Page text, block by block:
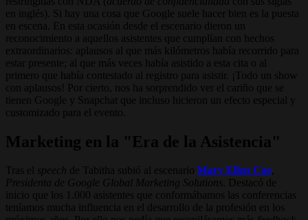
en inglés). Si hay una cosa que Google suele hacer bien es la puesta
en escena. En esta ocasión desde el escenario dieron un
reconocimiento a aquellos asistentes que cumplían con hechos
extraordinarios: aplausos al que más kilómetros había recorrido para
estar presente; al que más veces había asistido a esta cita o al
primero que había contestado al registro para asistir. ¡Todo un show
con aplausos! Por cierto, nos ha sorprendido ver el cariño que se
tienen Google y Snapchat que incluso hicieron un efecto especial y
customizado para el evento.
Marketing en la "Era de la Asistencia"
Tras el speech de Tabitha subió al escenario Mary Ellen Coe,
Presidenta de Google Global Marketing Solutions . Destacó de
inicio que los 1.000 asistentes que conformábamos las conferencias
teníamos mucha influencia en el desarrollo de la profesión en los